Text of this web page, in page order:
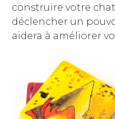
construire votre
déclencher un
aidera à améliorer